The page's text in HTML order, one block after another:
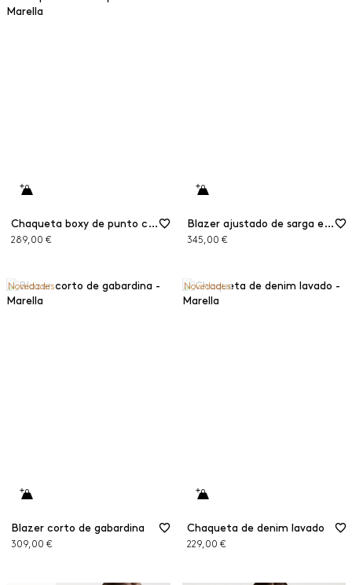
Chaqueta boxy de punto con estampado efecto poni
289,00 €
Blazer ajustado de sarga elástica
345,00 €
Novedades
Blazer corto de gabardina
309,00 €
Novedades
Chaqueta de denim lavado
229,00 €